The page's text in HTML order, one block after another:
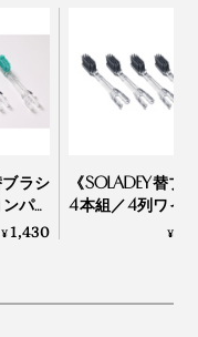
ーラー歯ブラシ
で磨いてみて、驚
」でブラシを当て
のすき間は、ブラシ
、「強ラバーポイン
「
ハニカムポイン
しますと、ブラシの
により、製品寿命が
も、本体の共用は
は使用しないで下
ぬいて下さい。
ブラシ
パク
ポイン
コン
シ｜
¥1,430
《SOLADEY替ブ
4本組／4列ワイ
全極細スパイ
¥